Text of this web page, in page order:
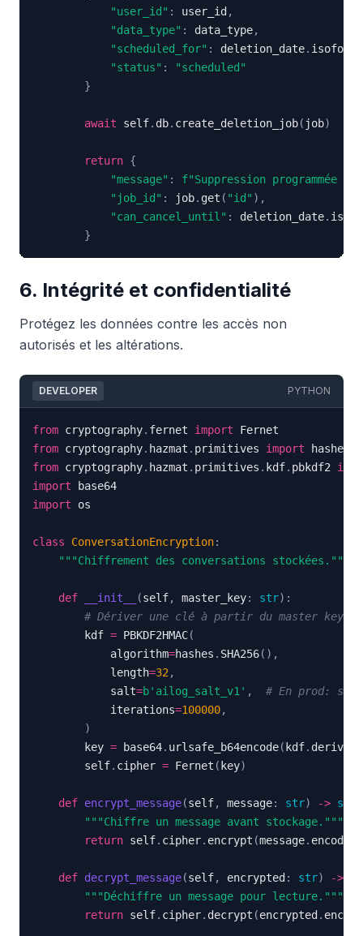
"user_id" : user_id ,
"data_type" : data_type,
"scheduled_for" : deletion_date.
"status" :
"scheduled"
}
await self. db. create_deletion_job( job)
return {
"message" :
f"Suppression programmée
"job_id" : job. get ( "id" ) ,
"can_cancel_until" : deletion_date.
}
6. Intégrité et confidentialité
Protégez les données contre les accès non
autorisés et les altérations.
DEVELOPER PYTHON
from cryptography. fernet import
from cryptography. hazmat . primitives import
from cryptography. hazmat . primitives . kdf. pbkdf2
import
import
class ConversationEncryption:
"""Chiffrement des conversations stockées."""
def __init__ (self, master_key: str) :
# Dériver une clé à partir du master key
        kdf
= PBKDF2HMAC(
            algorithm
=hashes . SHA256( ) ,
            length
=32 ,
            salt
=b'ailog_salt_v1' ,
# En prod:
            iterations
=100000,
)
        key
= base64. urlsafe_b64encode( kdf. derive
        self
. cipher = Fernet ( key)
def encrypt_message(self, message: str) -> str
"""Chiffre un message avant stockage."""
return self. cipher. encrypt (message. encode
def decrypt_message(self, encrypted : str) ->
"""Déchiffre un message pour lecture."""
return self. cipher. decrypt (encrypted . encode